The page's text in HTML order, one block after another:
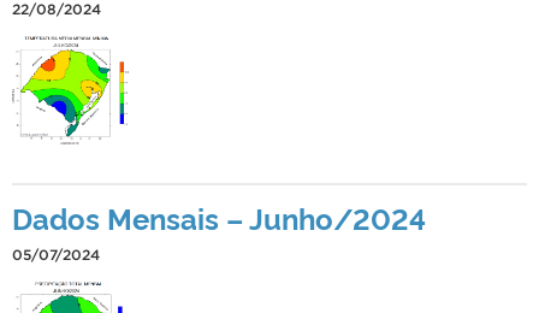
22/08/2024
Dados Mensais – Junho/2024
05/07/2024